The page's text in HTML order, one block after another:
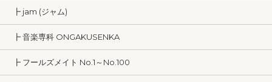
┣ jam (ジャム)
┣ 音楽専科 ONGAKUSENKA
┣ フールズメイト No.1～No.100